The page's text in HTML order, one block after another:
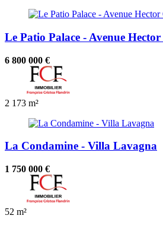
Le Patio Palace - Avenue
6 800 000 €
2 173 m²
La Condamine - Villa Lavagna
1 750 000 €
52 m²